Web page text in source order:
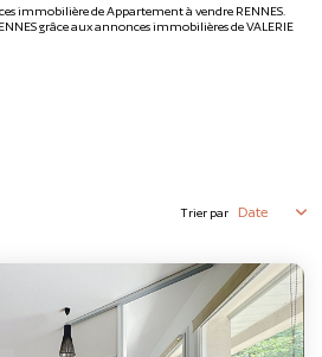
immobilière de Appartement à vendre RENNES.
grâce aux annonces immobilières de VALERIE
Trier par